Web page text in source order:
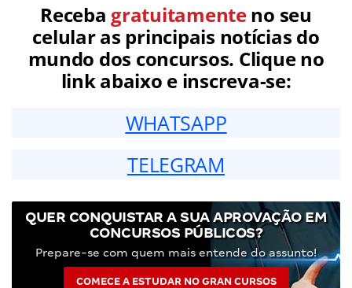
Receba gratuitamenteno seu
celular as principais notícias do
mundo dos concursos. Clique no
link abaixo e inscreva-se:
WHATSAPP
TELEGRAM
QUER CONQUISTAR A SUA APROVAÇÃO EM
CONCURSOS PÚBLICOS?
Prepare-se com quem mais entende do assunto!
COMECE A ESTUDAR NO GRAN CURSOS